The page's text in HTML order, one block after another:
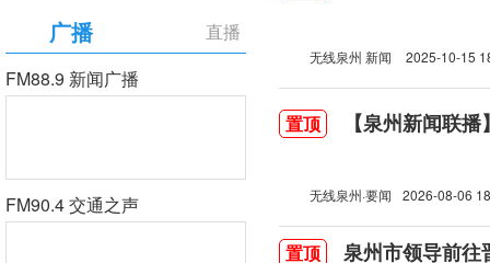
直播
广播
FM88.9 新闻广播
FM90.4 交通之声
无线泉州 新闻 2025-10-15
置顶 【泉州新闻联
无线泉州·要闻 2026-08-06
置顶 泉州市领导前往